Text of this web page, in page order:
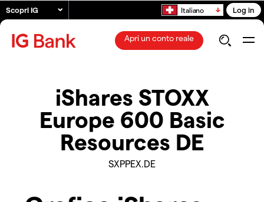
Scopri IG Italiano Log in
Apri un conto reale
iShares STOXX
Europe 600 Basic
Resources DE
SXPPEX.DE